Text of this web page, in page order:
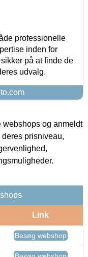
professionelle
inden for
på at finde de
udvalg.
og anmeldt
prisniveau,
Link
Besøg webshop